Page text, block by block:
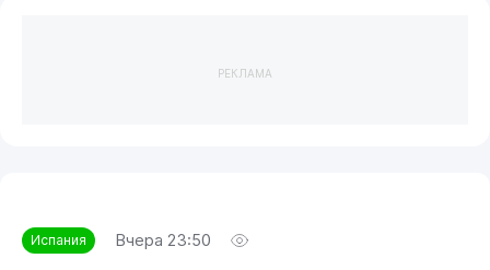
РЕКЛАМА
Испания Вчера 23:50